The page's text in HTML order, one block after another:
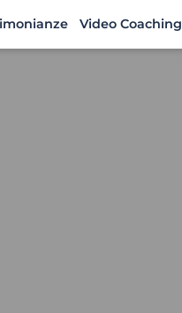
Video Coaching